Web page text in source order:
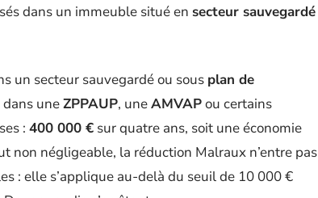
dans un immeuble situé en secteur sauvegardé
un secteur sauvegardé ou sous plan de
dans uneZPPAUP, uneAMVAPou certains
: 400 000 € sur quatre ans, soit une économie
non négligeable, la réduction Malraux n’entre pas
: elle s’applique au-delà du seuil de 10 000 €